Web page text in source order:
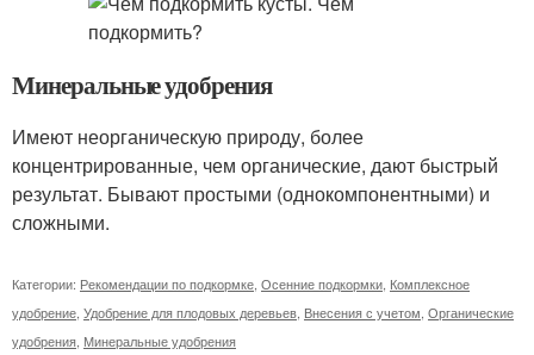
Минеральные удобрения
Имеют неорганическую природу, более
концентрированные, чем органические, дают быстрый
результат. Бывают простыми (однокомпонентными) и
сложными.
Категории: Рекомендации по подкормке Осенние подкормки Комплексное
удобрение Удобрение для плодовых деревьев Внесения с учетом Органические
удобрения Минеральные удобрения